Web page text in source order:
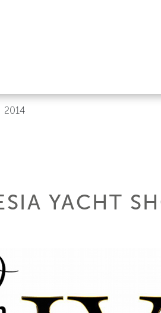
2014
YACHT